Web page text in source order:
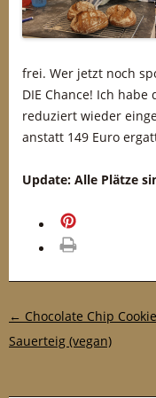
frei. Wer jetzt noch
DIE Chance! Ich
reduziert wieder
anstatt 149 Euro
Update: Alle Plätze
Post-Navigation
← Chocolate Chip
Sauerteig (vegan)